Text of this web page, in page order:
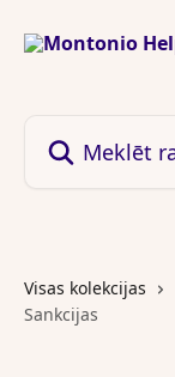
Visas kolekcijas
Sankcijas